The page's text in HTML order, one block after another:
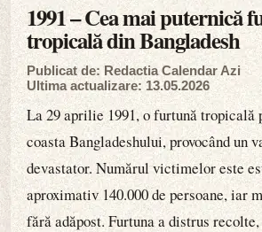
1991 – Cea mai puternică
tropicală din Bangladesh
Publicat de: Redactia Calendar Azi
Ultima actualizare: 13.05.2026
La 29 aprilie 1991, o furtună tropicală
coasta Bangladeshului, provocând un
devastator. Numărul victimelor este
aproximativ 140.000 de persoane, iar
fără adăpost. Furtuna a distrus